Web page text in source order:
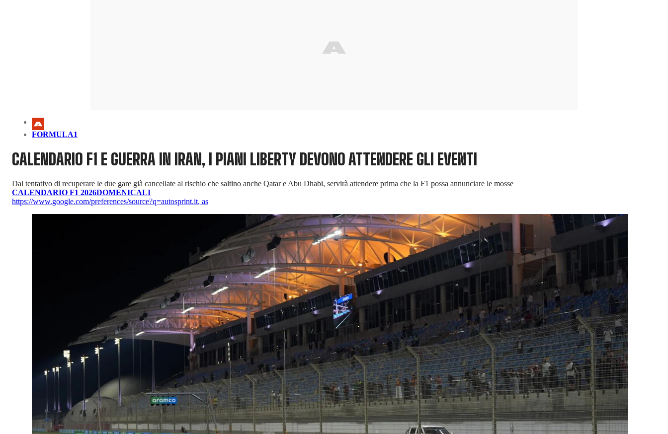
FORMULA1
CALENDARIO F1 E GUERRA IN IRAN, I PIANI LIBERTY DEVONO ATTENDERE GLI EVENTI
Dal tentativo di recuperare le due gare già cancellate al rischio che saltino anche Qatar e Abu Dhabi, servirà attendere prima che la F1 possa annunciare le mosse
CALENDARIO F1 2026DOMENICALI
https://www.google.com/preferences/source?q=autosprint.it, as